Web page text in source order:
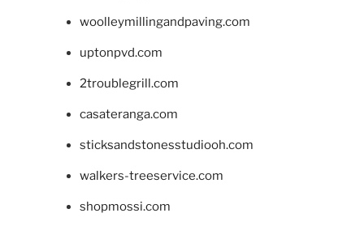
woolleymillingandpaving.com
uptonpvd.com
2troublegrill.com
casateranga.com
sticksandstonesstudiooh.com
walkers-treeservice.com
shopmossi.com